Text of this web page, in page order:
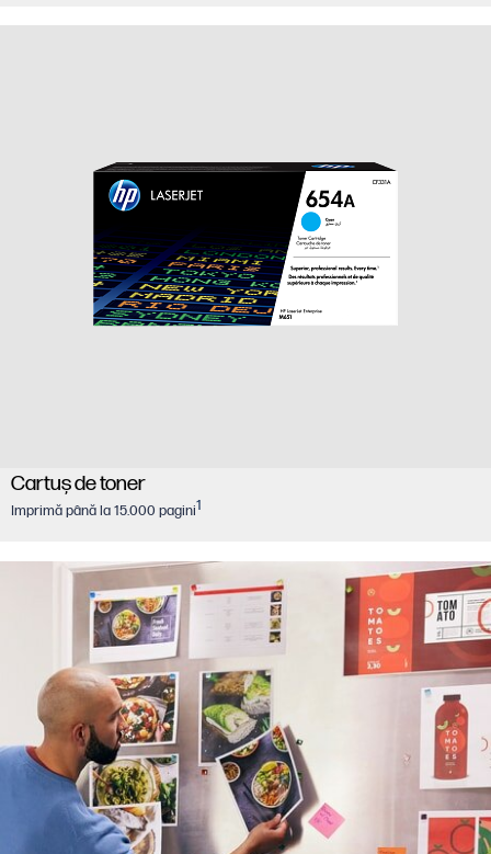
Cartuş de toner
Imprimă până la 15.000 pagini1